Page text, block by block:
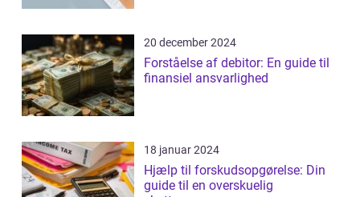
20 december 2024
Forståelse af debitor: En guide til
finansiel ansvarlighed
18 januar 2024
Hjælp til forskudsopgørelse: Din
guide til en overskuelig